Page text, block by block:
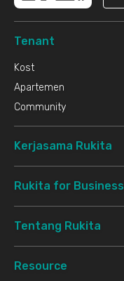
Tenant
Kost
Apartemen
Community
Kerjasama Rukita
Rukita for Business
Tentang Rukita
Resource